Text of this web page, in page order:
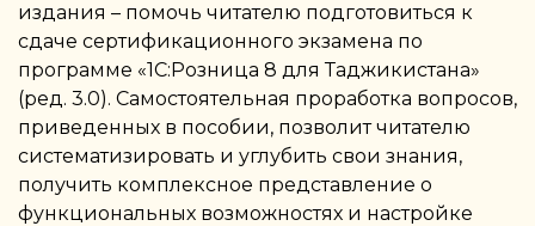
издания – помочь читателю подготовиться к
сдаче сертификационного экзамена по
программе «1С:Розница 8 для Таджикистана»
(ред. 3.0). Самостоятельная проработка вопросов,
приведенных в пособии, позволит читателю
систематизировать и углубить свои знания,
получить комплексное представление о
функциональных возможностях и настройке